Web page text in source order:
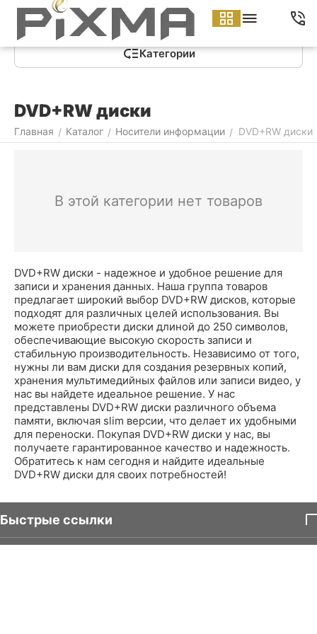
Категории
DVD+RW диски
Главная / Каталог / Носители информации / DVD+RW диски
DVD+RW диски - надежное и удобное решение для
записи и хранения данных. Наша группа товаров
предлагает широкий выбор DVD+RW дисков, которые
подходят для различных целей использования. Вы
можете приобрести диски длиной до 250 символов,
обеспечивающие высокую скорость записи и
стабильную производительность. Независимо от того,
нужны ли вам диски для создания резервных копий,
хранения мультимедийных файлов или записи видео, у
нас вы найдете идеальное решение. У нас
представлены DVD+RW диски различного объема
памяти, включая slim версии, что делает их удобными
для переноски. Покупая DVD+RW диски у нас, вы
получаете гарантированное качество и надежность.
Обратитесь к нам сегодня и найдите идеальные
DVD+RW диски для своих потребностей!
В этой категории нет товаров
Быстрые ссылки
Меню Найти Корзина Аккаунт